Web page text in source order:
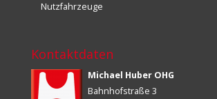
Nutzfahrzeuge
Kontaktdaten
Michael Huber OHG
Bahnhofstraße 3